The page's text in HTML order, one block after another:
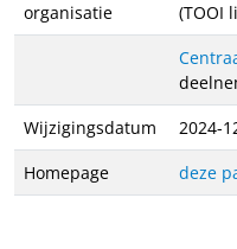
organisatie
(TOOI
Wijzigingsdatum
2024-
Homepage
deze